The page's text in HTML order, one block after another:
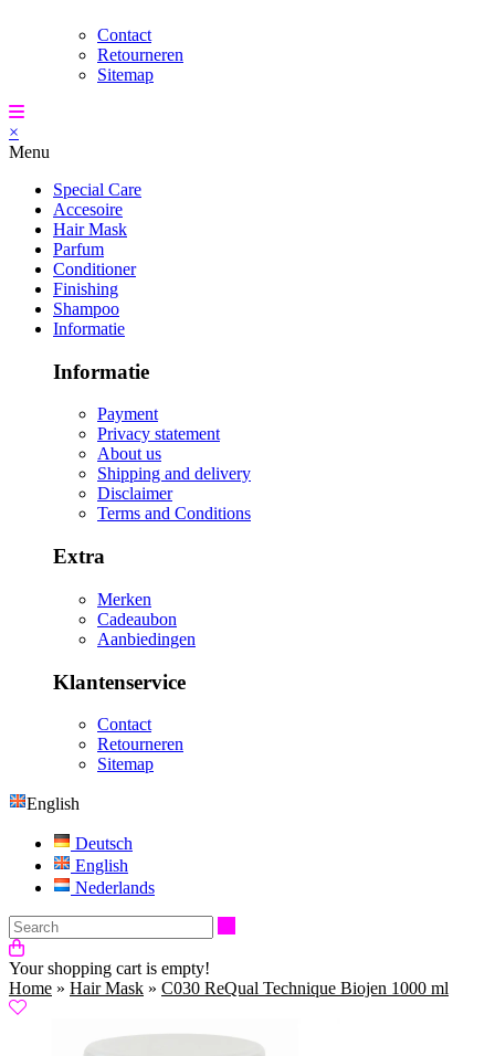
Contact
Retourneren
Sitemap
×
Menu
Special Care
Accesoire
Hair Mask
Parfum
Conditioner
Finishing
Shampoo
Informatie
Informatie
Payment
Privacy statement
About us
Shipping and delivery
Disclaimer
Terms and Conditions
Extra
Merken
Cadeaubon
Aanbiedingen
Klantenservice
Contact
Retourneren
Sitemap
English
Deutsch
English
Nederlands
Your shopping cart is empty!
Home » Hair Mask » C030 ReQual Technique Biojen 1000 ml